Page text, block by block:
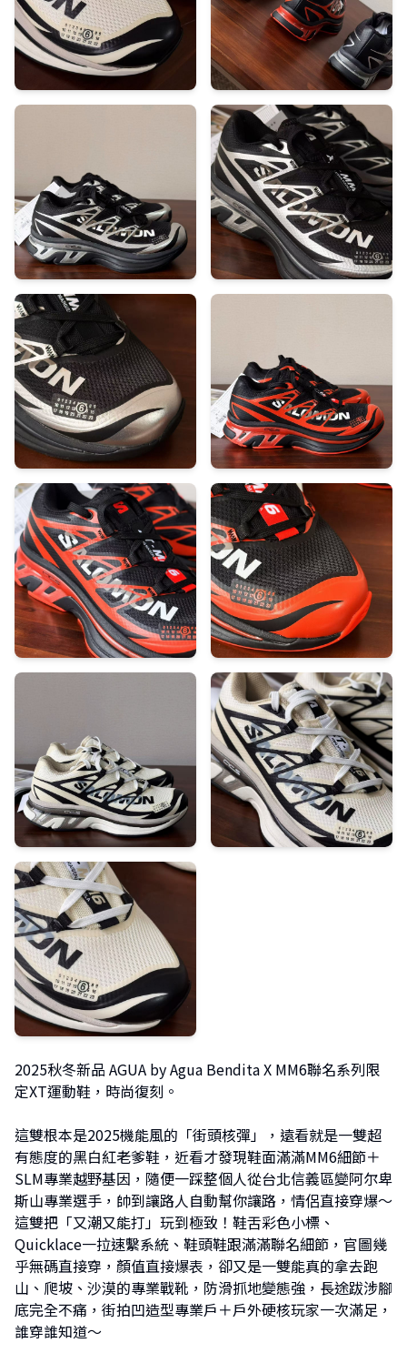
2025秋冬新品 AGUA by Agua Bendita X MM6聯名系列限
定XT運動鞋，時尚復刻。
這雙根本是2025機能風的「街頭核彈」，遠看就是一雙超
有態度的黑白紅老爹鞋，近看才發現鞋面滿滿MM6細節＋
SLM專業越野基因，隨便一踩整個人從台北信義區變阿尔卑
斯山專業選手，帥到讓路人自動幫你讓路，情侶直接穿爆～
這雙把「又潮又能打」玩到極致！鞋舌彩色小標、
Quicklace一拉速繫系統、鞋頭鞋跟滿滿聯名細節，官圖幾
乎無碼直接穿，顏值直接爆表，卻又是一雙能真的拿去跑
山、爬坡、沙漠的專業戰靴，防滑抓地變態強，長途跋涉腳
底完全不痛，街拍凹造型專業戶＋戶外硬核玩家一次滿足，
誰穿誰知道～